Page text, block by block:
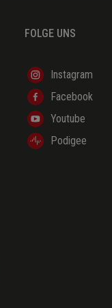
FOLGE UNS
Instagram
Facebook
Youtube
Podigee